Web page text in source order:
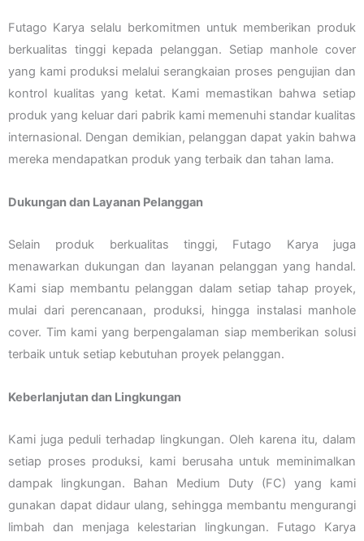
Futago Karya selalu berkomitmen untuk memberikan produk
berkualitas tinggi kepada pelanggan. Setiap manhole cover
yang kami produksi melalui serangkaian proses pengujian dan
kontrol kualitas yang ketat. Kami memastikan bahwa setiap
produk yang keluar dari pabrik kami memenuhi standar kualitas
internasional. Dengan demikian, pelanggan dapat yakin bahwa
mereka mendapatkan produk yang terbaik dan tahan lama.
Dukungan dan Layanan Pelanggan
Selain produk berkualitas tinggi, Futago Karya juga
menawarkan dukungan dan layanan pelanggan yang handal.
Kami siap membantu pelanggan dalam setiap tahap proyek,
mulai dari perencanaan, produksi, hingga instalasi manhole
cover. Tim kami yang berpengalaman siap memberikan solusi
terbaik untuk setiap kebutuhan proyek pelanggan.
Keberlanjutan dan Lingkungan
Kami juga peduli terhadap lingkungan. Oleh karena itu, dalam
setiap proses produksi, kami berusaha untuk meminimalkan
dampak lingkungan. Bahan Medium Duty (FC) yang kami
gunakan dapat didaur ulang, sehingga membantu mengurangi
limbah dan menjaga kelestarian lingkungan. Futago Karya